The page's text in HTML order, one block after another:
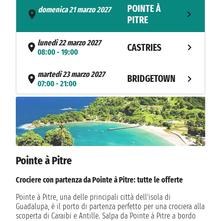
domenica 21 marzo 2027
POINTE À
PITRE
lunedì 22 marzo 2027
08:00 - 19:00
CASTRIES
martedì 23 marzo 2027
07:00 - 21:00
BRIDGETOWN
mercoledì 24 marzo 2027 NAVIGAZIONE
giovedì 25 marzo 2027
08:00 - 19:00
SAINT GEORGE
08:00 - 19:00
sabato 27 marzo 2027
07:00 - 23:00
FORT DE
FRANCE
Pointe à Pitre
Crociere con partenza da Pointe à Pitre: tutte le offerte
Pointe à Pitre, una delle principali città dell'isola di
Guadalupa, è il porto di partenza perfetto per una crociera alla
scoperta di Caraibi e Antille. Salpa da Pointe à Pitre a bordo